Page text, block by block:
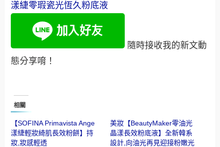
漾緁零瑕瓷光恆久粉底液
隨時接收我的新文動
態分享唷！
相關
【SOFINA Primavista Ange
漾緁輕妝綺肌長效粉餅】持
妝,妝感輕透
美妝【BeautyMaker零油光
晶漾長效粉底液】全新韓系
設計,向油光再見迎接粉嫩光